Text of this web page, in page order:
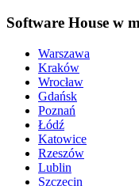
Software House w
Warszawa
Kraków
Wrocław
Gdańsk
Poznań
Łódź
Katowice
Rzeszów
Lublin
Szczecin